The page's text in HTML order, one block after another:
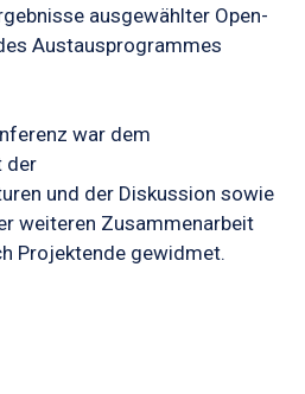
ausgewählter Open-
Austausprogrammes
war dem
der
und der Diskussion sowie
weiteren Zusammenarbeit
Projektende gewidmet.